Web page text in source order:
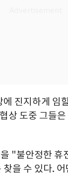
진지하게 임
상 도중 그들은
"불안정한 휴
을 수 있다.